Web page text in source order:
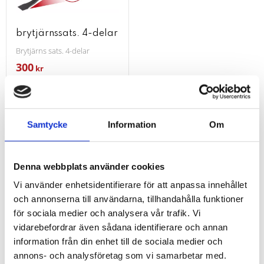
Samtycke Information Om
Denna webbplats använder cookies
Vi använder enhetsidentifierare för att anpassa innehållet
och annonserna till användarna, tillhandahålla funktioner
för sociala medier och analysera vår trafik. Vi
vidarebefordrar även sådana identifierare och annan
information från din enhet till de sociala medier och
annons- och analysföretag som vi samarbetar med.
brytjärnssats. 4-delar
Brytjärns sats. 4-delar
300 kr
Lägg till i favoriter
KÖP
Effektiva brytverktyg för bygg och
demontering
Brytjärn, även kallade bräckjärn eller kofotar, är klassiska
hävstångsverktyg – utmärkta för rivning, demontering,
spikutdragning och riktning. De används i bygg,
montering, snickeri och renovering där kraft och